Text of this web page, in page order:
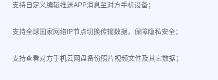
支持自定义编辑推送APP消息至对方手机设备；
支持全球国家网络IP节点切换传输数据，保障隐私安全；
支持查看对方手机云网盘备份照片视频文件及其它数据；